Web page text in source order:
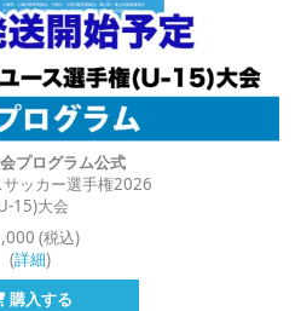
プログラム公式
ッカー選手権2026
15)大会
(税込)
(詳細)
購入する